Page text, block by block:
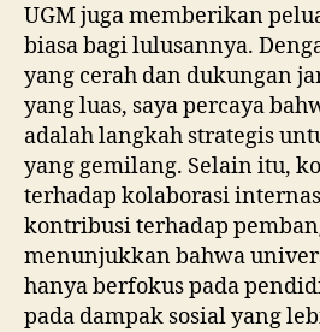
UGM juga memberikan
biasa bagi lulusannya.
yang cerah dan dukungan
yang luas, saya percaya
adalah langkah strategis
yang gemilang. Selain itu,
terhadap kolaborasi
kontribusi terhadap
menunjukkan bahwa
hanya berfokus pada
pada dampak sosial yang